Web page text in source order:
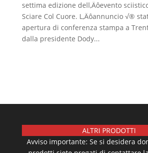
settima edizione dell‚Äôevento
Sciare Col Cuore. L‚Äôannuncio √®
apertura di conferenza stampa a
dalla presidente Dody...
ALTRI PRODOTTI
Avviso importante: Se si desidera